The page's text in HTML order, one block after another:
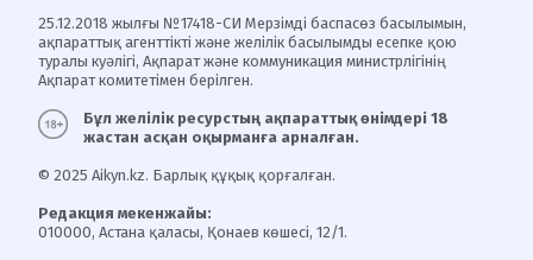
25.12.2018 жылғы №17418-СИ Мерзімді баспасөз басылымын,
ақпараттық агенттікті және желілік басылымды есепке қою
туралы куәлігі, Ақпарат және коммуникация министрлігінің
Ақпарат комитетімен берілген.
Бұл желілік ресурстың ақпараттық өнімдері 18
жастан асқан оқырманға арналған.
© 2025 Aikyn.kz. Барлық құқық қорғалған.
Редакция мекенжайы:
010000, Астана қаласы, Қонаев көшесі, 12/1.